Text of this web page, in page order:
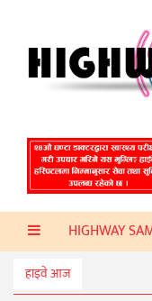
गृहपृष्ठ
ताजा
समाचार
प्रदेश
प्रविधि
स्वास्थ्य
HIGHWAY
हाइवे आज